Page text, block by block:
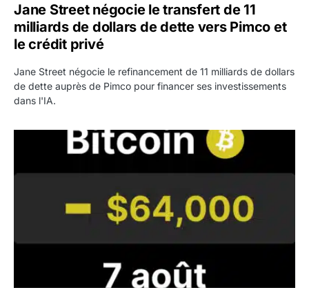
Jane Street négocie le transfert de 11
milliards de dollars de dette vers Pimco et
le crédit privé
Jane Street négocie le refinancement de 11 milliards de dollars
de dette auprès de Pimco pour financer ses investissements
dans l'IA.
Bitcoin stagne à 64 000 dollars pendant que les